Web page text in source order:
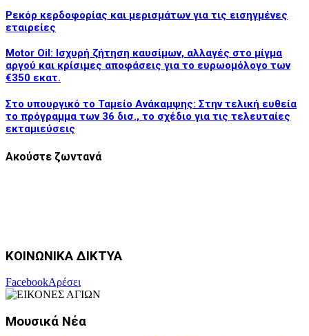
Ρεκόρ κερδοφορίας και μερισμάτων για τις εισηγμένες
εταιρείες
Motor Oil: Ισχυρή ζήτηση καυσίμων, αλλαγές στο μίγμα
αργού και κρίσιμες αποφάσεις για το ευρωομόλογο των
€350 εκατ.
Στο υπουργικό το Ταμείο Ανάκαμψης: Στην τελική ευθεία
το πρόγραμμα των 36 δισ., το σχέδιο για τις τελευταίες
εκταμιεύσεις
Ακούστε ζωντανά
ΚΟΙΝΩΝΙΚΑ ΔΙΚΤΥΑ
FacebookΑρέσει
Μουσικά Νέα